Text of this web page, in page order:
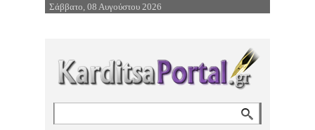
Επιστροφή στην Πλοήγηση
Σάββατο, 08 Αυγούστου 2026